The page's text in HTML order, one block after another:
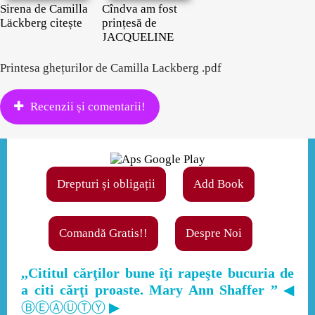
Sirena de Camilla
Läckberg citește
Cîndva am fost
prințesă de
JACQUELINE
Printesa ghețurilor de Camilla Lackberg .pdf
Recenzii și comentarii!
Drepturi și obligații Add Book
Comandă Gratis!! Despre Noi
,,Cititul cărţilor bune îţi rapeşte bucuria de
a citi cărţi proaste. Mary Ann Shaffer ” ◀
ⒷⒺⒶⓊⓉⓎ ▶